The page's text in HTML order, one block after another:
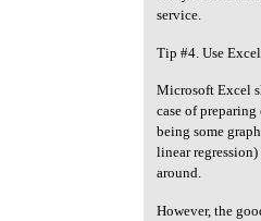
service.
Tip #4. Use
Microsoft Excel
case of preparing
being some
linear
around.
However, the